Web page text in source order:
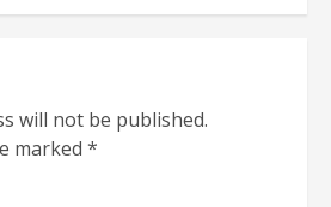
will not be published.
marked *